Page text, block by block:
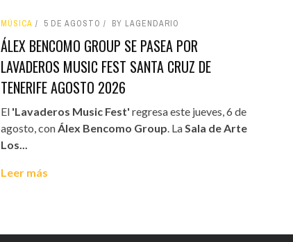
MÚSICA 5 DE AGOSTO BY LAGENDARIO
ÁLEX BENCOMO GROUP SE PASEA POR
LAVADEROS MUSIC FEST SANTA CRUZ DE
TENERIFE AGOSTO 2026
El 'Lavaderos Music Fest' regresa este jueves, 6 de
agosto, con Álex Bencomo Group . La Sala de Arte
Los...
Leer más